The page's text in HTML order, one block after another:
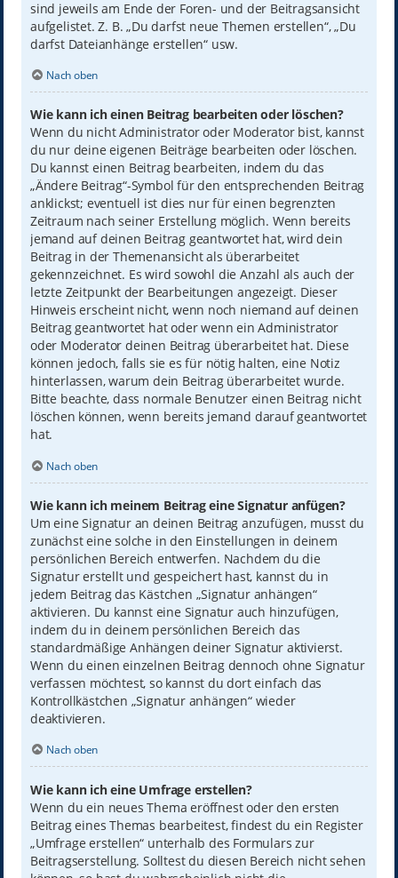
sind jeweils am Ende der Foren- und der Beitragsansicht
aufgelistet. Z. B. „Du darfst neue Themen erstellen“, „Du
darfst Dateianhänge erstellen“ usw.
Nach oben
Wie kann ich einen Beitrag bearbeiten oder löschen?
Wenn du nicht Administrator oder Moderator bist, kannst
du nur deine eigenen Beiträge bearbeiten oder löschen.
Du kannst einen Beitrag bearbeiten, indem du das
„Ändere Beitrag“-Symbol für den entsprechenden Beitrag
anklickst; eventuell ist dies nur für einen begrenzten
Zeitraum nach seiner Erstellung möglich. Wenn bereits
jemand auf deinen Beitrag geantwortet hat, wird dein
Beitrag in der Themenansicht als überarbeitet
gekennzeichnet. Es wird sowohl die Anzahl als auch der
letzte Zeitpunkt der Bearbeitungen angezeigt. Dieser
Hinweis erscheint nicht, wenn noch niemand auf deinen
Beitrag geantwortet hat oder wenn ein Administrator
oder Moderator deinen Beitrag überarbeitet hat. Diese
können jedoch, falls sie es für nötig halten, eine Notiz
hinterlassen, warum dein Beitrag überarbeitet wurde.
Bitte beachte, dass normale Benutzer einen Beitrag nicht
löschen können, wenn bereits jemand darauf geantwortet
hat.
Nach oben
Wie kann ich meinem Beitrag eine Signatur anfügen?
Um eine Signatur an deinen Beitrag anzufügen, musst du
zunächst eine solche in den Einstellungen in deinem
persönlichen Bereich entwerfen. Nachdem du die
Signatur erstellt und gespeichert hast, kannst du in
jedem Beitrag das Kästchen „Signatur anhängen“
aktivieren. Du kannst eine Signatur auch hinzufügen,
indem du in deinem persönlichen Bereich das
standardmäßige Anhängen deiner Signatur aktivierst.
Wenn du einen einzelnen Beitrag dennoch ohne Signatur
verfassen möchtest, so kannst du dort einfach das
Kontrollkästchen „Signatur anhängen“ wieder
deaktivieren.
Nach oben
Wie kann ich eine Umfrage erstellen?
Wenn du ein neues Thema eröffnest oder den ersten
Beitrag eines Themas bearbeitest, findest du ein Register
„Umfrage erstellen“ unterhalb des Formulars zur
Beitragserstellung. Solltest du diesen Bereich nicht sehen